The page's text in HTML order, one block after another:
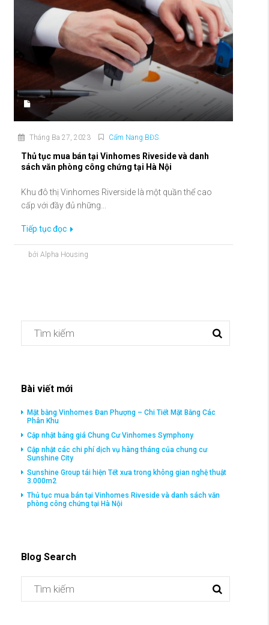
Tháng Ba 27, 2023 Cẩm Nang BĐS
Thủ tục mua bán tại Vinhomes Riveside và danh
sách văn phòng công chứng tại Hà Nội
Khu đô thị Vinhomes Riverside là một quần thể cao
cấp với đầy đủ những...
Tiếp tục đọc
bởi Alpha Housing
Bài viết mới
Mặt bằng Vinhomes Đan Phượng – Chi Tiết Mặt Bằng Các
Phân Khu
Cập nhật bảng giá Chung Cư Vinhomes Symphony
Cập nhật các chi phí dịch vụ hàng tháng của chung cư
Sunshine City
Sunshine Group tái hiện Tết xưa trong không gian nghệ thuật
3.000m2
Thủ tục mua bán tại Vinhomes Riveside và danh sách văn
phòng công chứng tại Hà Nội
Blog Search